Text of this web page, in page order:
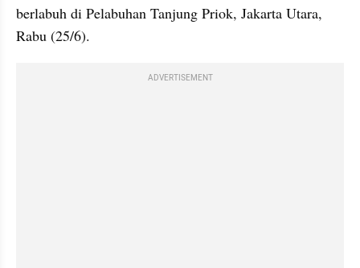
berlabuh di Pelabuhan Tanjung Priok, Jakarta Utara,
Rabu (25/6).
ADVERTISEMENT